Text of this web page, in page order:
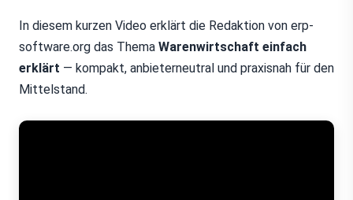
In diesem kurzen Video erklärt die Redaktion von erp-
software.org das Thema Warenwirtschaft einfach
erklärt — kompakt, anbieterneutral und praxisnah für den
Mittelstand.